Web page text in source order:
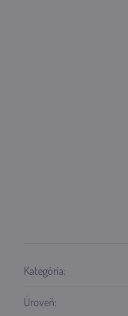
Kategória:
Úroveň: